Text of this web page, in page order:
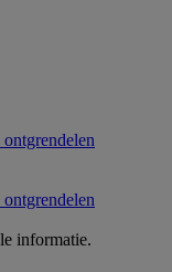
informatie.